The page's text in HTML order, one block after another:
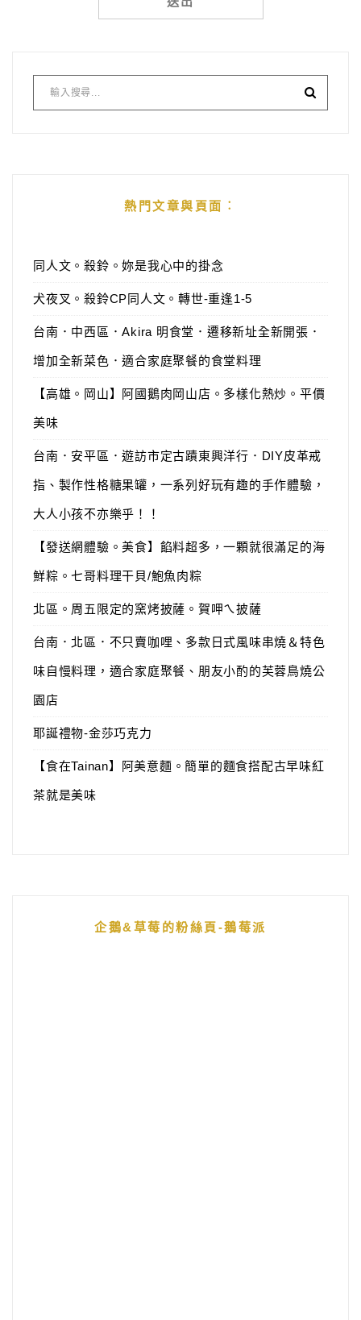
熱門文章與頁面︰
同人文。殺鈴。妳是我心中的掛念
犬夜叉。殺鈴CP同人文。轉世-重逢1-5
台南．中西區．Akira 明食堂．遷移新址全新開張．
增加全新菜色．適合家庭聚餐的食堂料理
【高雄。岡山】阿國鵝肉岡山店。多樣化熱炒。平價
美味
台南．安平區．遊訪市定古蹟東興洋行．DIY皮革戒
指、製作性格糖果罐，一系列好玩有趣的手作體驗，
大人小孩不亦樂乎！！
【發送網體驗。美食】餡料超多，一顆就很滿足的海
鮮粽。七哥料理干貝/鮑魚肉粽
北區。周五限定的窯烤披薩。賀呷ㄟ披薩
台南．北區．不只賣咖哩、多款日式風味串燒＆特色
味自慢料理，適合家庭聚餐、朋友小酌的芙蓉鳥燒公
園店
耶誕禮物-金莎巧克力
【食在Tainan】阿美意麵。簡單的麵食搭配古早味紅
茶就是美味
企鵝&草莓的粉絲頁-鵝莓派